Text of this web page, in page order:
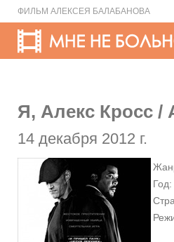
ФИЛЬМ АЛЕКСЕЯ БАЛАБАНОВА
Я, Алекс Кросс /
14 декабря 2012 г.
Год: